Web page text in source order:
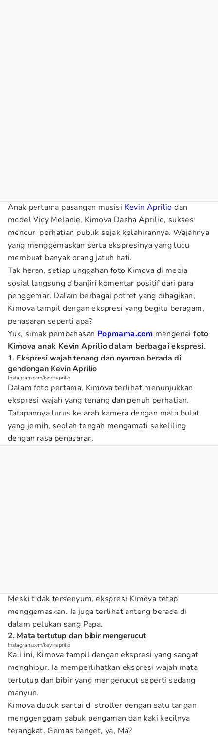
Anak pertama pasangan musisi Kevin Aprilio dan
model Vicy Melanie, Kimova Dasha Aprilio, sukses
mencuri perhatian publik sejak kelahirannya. Wajahnya
yang menggemaskan serta ekspresinya yang lucu
membuat banyak orang jatuh hati.
Tak heran, setiap unggahan foto Kimova di media
sosial langsung dibanjiri komentar positif dari para
penggemar. Dalam berbagai potret yang dibagikan,
Kimova tampil dengan ekspresi yang begitu beragam,
penasaran seperti apa?
Yuk, simak pembahasan Popmama.com mengenaifoto
Kimova anak Kevin Aprilio dalam berbagai ekspresi.
1. Ekspresi wajah tenang dan nyaman berada di
gendongan Kevin Aprilio
Instagram.com/kevinaprilio
Dalam foto pertama, Kimova terlihat menunjukkan
ekspresi wajah yang tenang dan penuh perhatian.
Tatapannya lurus ke arah kamera dengan mata bulat
yang jernih, seolah tengah mengamati sekeliling
dengan rasa penasaran.
Meski tidak tersenyum, ekspresi Kimova tetap
menggemaskan. Ia juga terlihat anteng berada di
dalam pelukan sang Papa.
2. Mata tertutup dan bibir mengerucut
Instagram.com/kevinaprilio
Kali ini, Kimova tampil dengan ekspresi yang sangat
menghibur. Ia memperlihatkan ekspresi wajah mata
tertutup dan bibir yang mengerucut seperti sedang
manyun.
Kimova duduk santai di stroller dengan satu tangan
menggenggam sabuk pengaman dan kaki kecilnya
terangkat. Gemas banget, ya, Ma?